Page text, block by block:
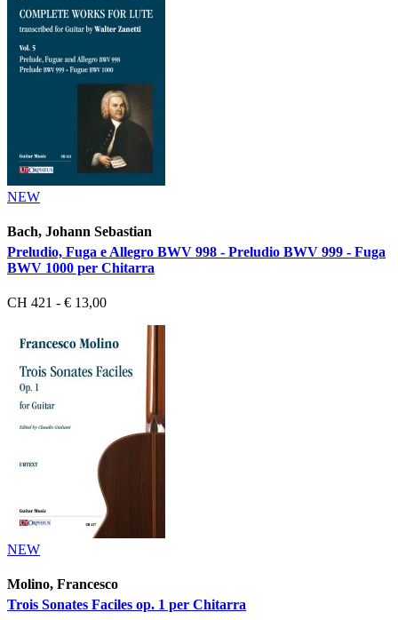
NEW
Bach, Johann Sebastian
Preludio, Fuga e Allegro BWV 998 - Preludio BWV 999 - Fuga
BWV 1000 per Chitarra
CH 421 - € 13,00
NEW
Molino, Francesco
Trois Sonates Faciles op. 1 per Chitarra